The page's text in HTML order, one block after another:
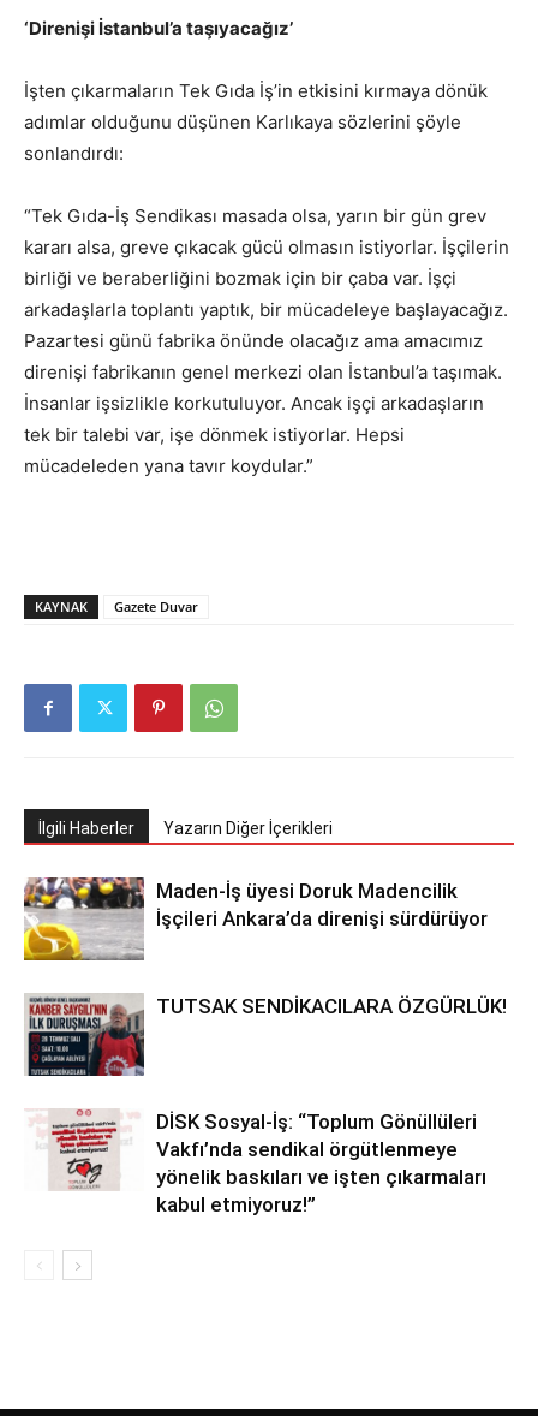
‘Direnişi İstanbul’a taşıyacağız’
İşten çıkarmaların Tek Gıda İş’in etkisini kırmaya dönük
adımlar olduğunu düşünen Karlıkaya sözlerini şöyle
sonlandırdı:
“Tek Gıda-İş Sendikası masada olsa, yarın bir gün grev
kararı alsa, greve çıkacak gücü olmasın istiyorlar. İşçilerin
birliği ve beraberliğini bozmak için bir çaba var. İşçi
arkadaşlarla toplantı yaptık, bir mücadeleye başlayacağız.
Pazartesi günü fabrika önünde olacağız ama amacımız
direnişi fabrikanın genel merkezi olan İstanbul’a taşımak.
İnsanlar işsizlikle korkutuluyor. Ancak işçi arkadaşların
tek bir talebi var, işe dönmek istiyorlar. Hepsi
mücadeleden yana tavır koydular.”
KAYNAK Gazete Duvar
İlgili Haberler Yazarın Diğer İçerikleri
Maden-İş üyesi Doruk Madencilik
İşçileri Ankara’da direnişi sürdürüyor
TUTSAK SENDİKACILARA ÖZGÜRLÜK!
DİSK Sosyal-İş: “Toplum Gönüllüleri
Vakfı’nda sendikal örgütlenmeye
yönelik baskıları ve işten çıkarmaları
kabul etmiyoruz!”